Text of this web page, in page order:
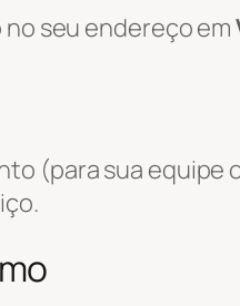
seu endereço em
(para sua equipe